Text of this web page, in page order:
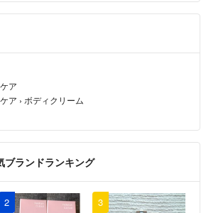
ア
ア › ボディクリーム
ブランドランキング
2 3